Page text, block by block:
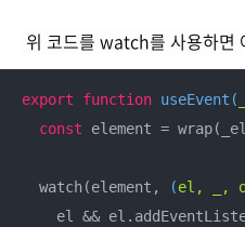
위 코드를 watch를 사용하면
export function useEvent (
const element =
  watch(element,
(el, _,
el &&